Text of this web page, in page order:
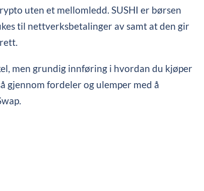
uten et mellomledd. SUSHI er børsen
til nettverksbetalinger av samt at den gir
men grundig innføring i hvordan du kjøper
gjennom fordeler og ulemper med å